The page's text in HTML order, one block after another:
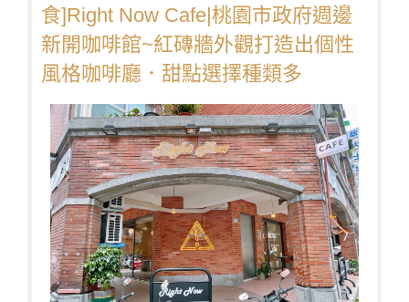
食]Right Now Cafe|桃園市政府週邊
新開咖啡館~紅磚牆外觀打造出個性
風格咖啡廳．甜點選擇種類多